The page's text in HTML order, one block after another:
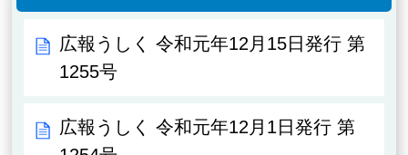
広報うしく 令和元年12月15日発行 第
1255号
広報うしく 令和元年12月1日発行 第